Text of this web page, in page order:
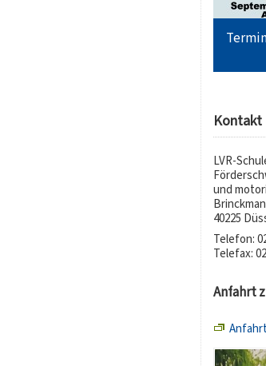
Kontakt
LVR-
und
40225
Telefon:
Telefax:
Anfahrt